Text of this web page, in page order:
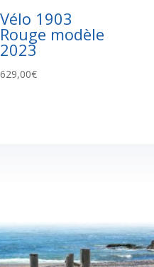
Vélo 1903
Rouge modèle
2023
629,00€